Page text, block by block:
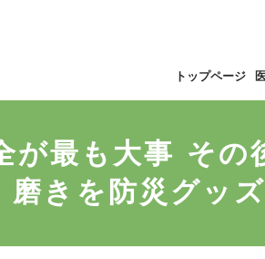
トップページ
が最も大事 そ
磨きを防災グッ